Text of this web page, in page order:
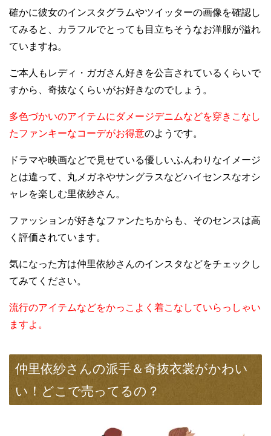
確かに彼女のインスタグラムやツイッターの画像を確認し
てみると、カラフルでとっても目立ちそうなお洋服が溢れ
ていますね。
ご本人もレディ・ガガさん好きを公言されているくらいで
すから、奇抜なくらいがお好きなのでしょう。
多色づかいのアイテムにダメージデニムなどを穿きこなし
たファンキーなコーデがお得意のようです。
ドラマや映画などで見せている優しいふんわりなイメージ
とは違って、丸メガネやサングラスなどハイセンスなオシ
ャレを楽しむ里依紗さん。
ファッションが好きなファンたちからも、そのセンスは高
く評価されています。
気になった方は仲里依紗さんのインスタなどをチェックし
てみてください。
流行のアイテムなどをかっこよく着こなしていらっしゃい
ますよ。
仲里依紗さんの派手＆奇抜衣裳がかわい
い！どこで売ってるの？